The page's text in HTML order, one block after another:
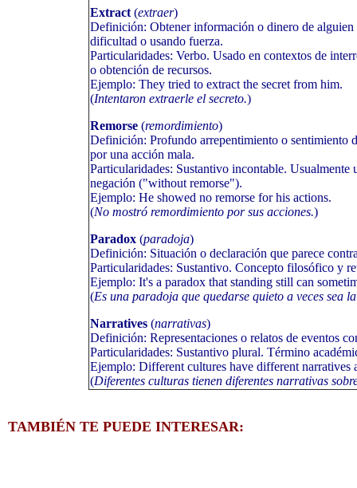
Extract (extraer)
Definición: Obtener información o dinero de alguien
dificultad o usando fuerza.
Particularidades: Verbo. Usado en contextos de
o obtención de recursos.
Ejemplo: They tried to extract the secret from him.
(Intentaron extraerle el secreto.)
Remorse (remordimiento)
Definición: Profundo arrepentimiento o sentimiento
por una acción mala.
Particularidades: Sustantivo incontable. Usualmente
negación ("without remorse").
Ejemplo: He showed no remorse for his actions.
(No mostró remordimiento por sus acciones.)
Paradox (paradoja)
Definición: Situación o declaración que parece
Particularidades: Sustantivo. Concepto filosófico y
Ejemplo: It's a paradox that standing still can
(Es una paradoja que quedarse quieto a veces sea
Narratives (narrativas)
Definición: Representaciones o relatos de eventos
Particularidades: Sustantivo plural. Término
Ejemplo: Different cultures have different narratives
(Diferentes culturas tienen diferentes narrativas
TAMBIÉN TE PUEDE INTERESAR: